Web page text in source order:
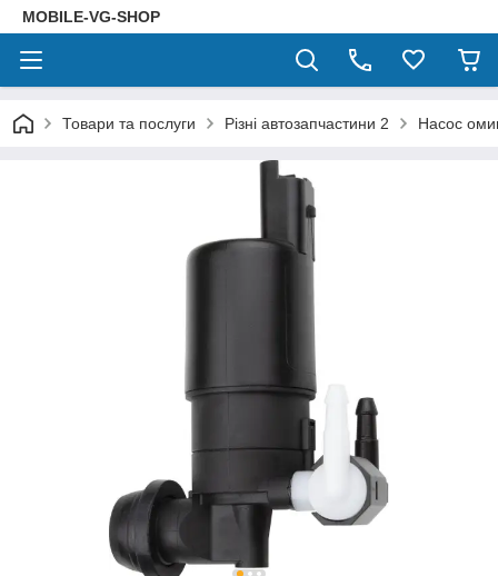
MOBILE-VG-SHOP
Товари та послуги Різні автозапчастини 2 Насос